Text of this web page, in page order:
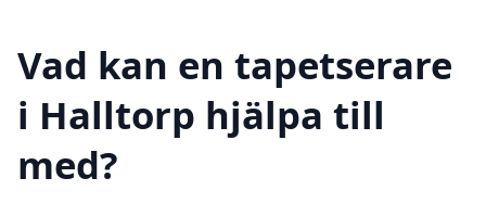
Vad kan en tapetserare
i Halltorp hjälpa till
med?